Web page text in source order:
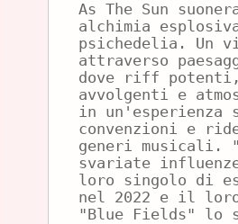
As The Sun
alchimia
psichedelia. Un
attraverso
dove riff
avvolgenti e
in un'esperienza
convenzioni e
generi musicali.
svariate
loro singolo di
nel 2022 e il
"Blue Fields" lo